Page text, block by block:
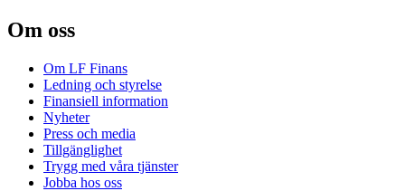
Om oss
Om LF Finans
Ledning och styrelse
Finansiell information
Nyheter
Press och media
Tillgänglighet
Trygg med våra tjänster
Jobba hos oss